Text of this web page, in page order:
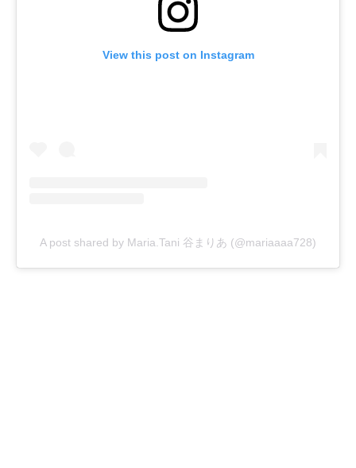
View this post on Instagram
A post shared by Maria.Tani 谷まりあ (@mariaaaa728)